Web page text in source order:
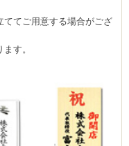
ててご用意する場合がござ
す。